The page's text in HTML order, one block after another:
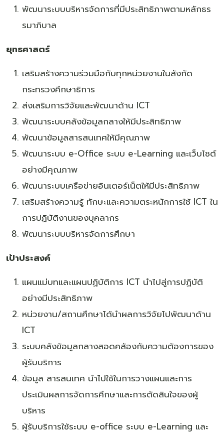
พัฒนาระบบบริหารจัดการที่มีประสิทธิภาพตามหลักธร
รมาภิบาล
ยุทธศาสตร์
เสริมสร้างความร่วมมือกับทุกหน่วยงานในสังกัด
กระทรวงศึกษาธิการ
ส่งเสริมการวิจัยและพัฒนาด้าน ICT
พัฒนาระบบคลังข้อมูลกลางให้มีประสิทธิภาพ
พัฒนาข้อมูลสารสนเทศให้มีคุณภาพ
พัฒนาระบบ e-Office ระบบ e-Learning และเว็บไซต์
อย่างมีคุณภาพ
พัฒนาระบบเครือข่ายอินเตอร์เน็ตให้มีประสิทธิภาพ
เสริมสร้างความรู้ ทักษะและความตระหนักการใช้ ICT ใน
การปฏิบัติงานของบุคลากร
พัฒนาระบบบริหารจัดการศึกษา
เป้าประสงค์
แผนแม่บทและแผนปฏิบัติการ ICT นำไปสู่การปฏิบัติ
อย่างมีประสิทธิภาพ
หน่วยงาน/สถานศึกษาได้นำผลการวิจัยไปพัฒนาด้าน
ICT
ระบบคลังข้อมูลกลางสอดคล้องกับความต้องการของ
ผู้รับบริการ
ข้อมูล สารสนเทศ นำไปใช้ในการวางแผนและการ
ประเมินผลการจัดการศึกษาและการตัดสินใจของผู้
บริหาร
ผู้รับบริการใช้ระบบ e-office ระบบ e-Learning และ